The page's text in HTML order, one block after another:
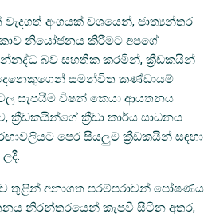
අංගයක් වශයෙන්, ජාත්‍යන්තර
නියෝජනය කිරීමට අපගේ
බව සහතික කරමින්, ක්‍රීඩකයින්
සමන්විත කණ්ඩායම්
සැපයීම විෂන් කෙයා ආයතනය
ක්‍රීඩා කාර්ය සාධනය
පෙර සියලුම ක්‍රීඩකයින් සඳහා
තුළින් අනාගත පරම්පරාවන් පෝෂණය
නිරන්තරයෙන් කැපවී සිටින අතර,